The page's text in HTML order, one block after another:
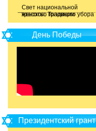
Свет национальной
День Победы
Президентский грант